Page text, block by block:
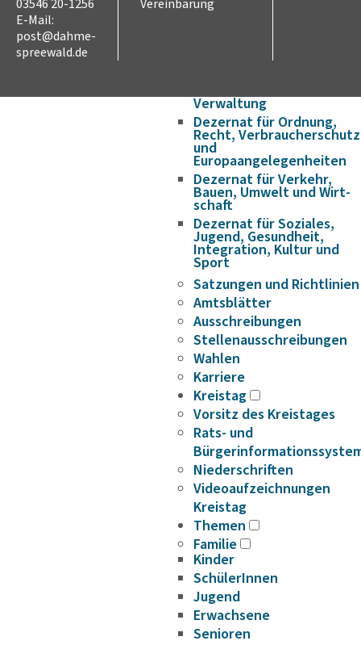
Verwaltung
Dezernat für Ordnung,
Recht, Verbraucherschutz
und
Europaangelegenheiten
Dezernat für Verkehr,
Bauen, Umwelt und Wirt­
schaft
Dezernat für Soziales,
Jugend, Gesundheit,
Integration, Kultur und
Sport
Satzungen und Richtlinien
Amtsblätter
Ausschreibungen
Stellenausschreibungen
Wahlen
Karriere
Kreistag
Vorsitz des Kreistages
Rats- und
Niederschriften
Videoaufzeichnungen
Kreistag
Themen
Familie
Kinder
SchülerInnen
Jugend
Erwachsene
Senioren
03546 20-1256
E-Mail:
post@dahme-
spreewald.de
Vereinbarung